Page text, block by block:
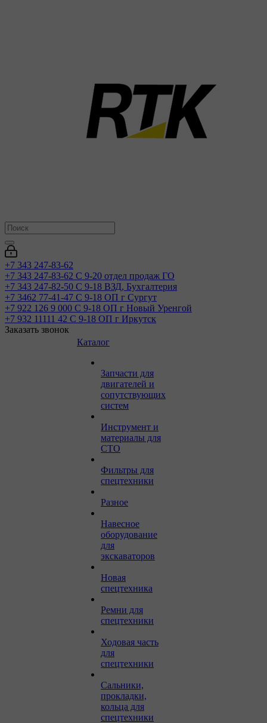
+7 343 247-83-62
+7 343 247-83-62 С 9-20 отдел продаж ГО
+7 343 247-82-50 С 9-18 ВЗД, Бухгалтерия
+7 3462 77-41-47 С 9-18 ОП г Сургут
+7 922 126 9 000 С 9-18 ОП г Новый Уренгой
+7 932 11111 42 С 9-18 ОП г Иркутск
Заказать звонок
Каталог
Запчасти для
двигателей и
сопутствующих
систем
Инструмент и
материалы для
СТО
Фильтры для
спецтехники
Разное
Навесное
оборудование
для
экскаваторов
Новая
спецтехника
Ремни для
спецтехники
Ходовая часть
для
спецтехники
Сальники,
прокладки,
кольца для
спецтехники